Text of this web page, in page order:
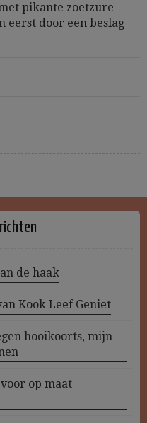
pikante zoetzure
eerst door een beslag
de haak
Kook Leef Geniet
hooikoorts, mijn
op maat